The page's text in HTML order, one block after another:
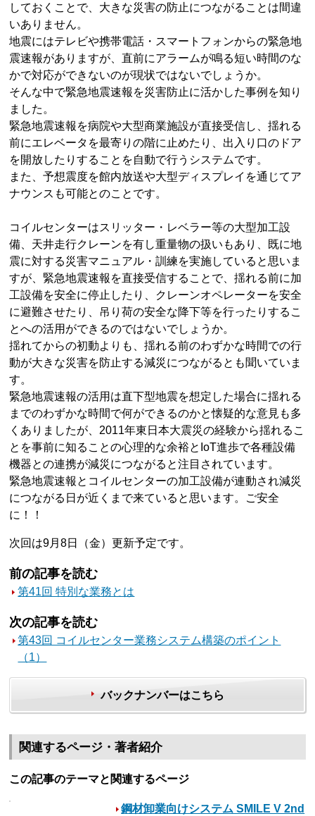
しておくことで、大きな災害の防止につながることは間違
いありません。
地震にはテレビや携帯電話・スマートフォンからの緊急地
震速報がありますが、直前にアラームが鳴る短い時間のな
かで対応ができないのが現状ではないでしょうか。
そんな中で緊急地震速報を災害防止に活かした事例を知り
ました。
緊急地震速報を病院や大型商業施設が直接受信し、揺れる
前にエレベータを最寄りの階に止めたり、出入り口のドア
を開放したりすることを自動で行うシステムです。
また、予想震度を館内放送や大型ディスプレイを通じてア
ナウンスも可能とのことです。
コイルセンターはスリッター・レベラー等の大型加工設
備、天井走行クレーンを有し重量物の扱いもあり、既に地
震に対する災害マニュアル・訓練を実施していると思いま
すが、緊急地震速報を直接受信することで、揺れる前に加
工設備を安全に停止したり、クレーンオペレーターを安全
に避難させたり、吊り荷の安全な降下等を行ったりするこ
とへの活用ができるのではないでしょうか。
揺れてからの初動よりも、揺れる前のわずかな時間での行
動が大きな災害を防止する減災につながるとも聞いていま
す。
緊急地震速報の活用は直下型地震を想定した場合に揺れる
までのわずかな時間で何ができるのかと懐疑的な意見も多
くありましたが、2011年東日本大震災の経験から揺れるこ
とを事前に知ることの心理的な余裕とIoT進歩で各種設備
機器との連携が減災につながると注目されています。
緊急地震速報とコイルセンターの加工設備が連動され減災
につながる日が近くまで来ていると思います。ご安全
に！！
次回は9月8日（金）更新予定です。
前の記事を読む
第41回 特別な業務とは
次の記事を読む
第43回 コイルセンター業務システム構築のポイント
（1）
バックナンバーはこちら
関連するページ・著者紹介
この記事のテーマと関連するページ
鋼材卸業向けシステム SMILE V 2nd